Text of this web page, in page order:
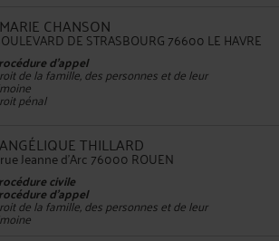
CHANSON
DE STRASBOURG 76600 LE HAVRE
d'appel
de la famille, des personnes et de leur
pénal
THILLARD
Jeanne d'Arc 76000 ROUEN
civile
d'appel
de la famille, des personnes et de leur